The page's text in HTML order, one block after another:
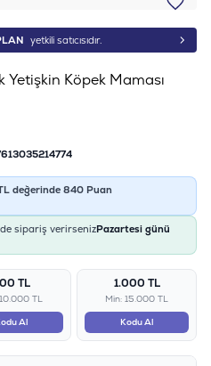
yetkili satıcısıdır.
Köpek Maması
değerinde 840 Puan
sipariş verirsenizPazartesi günü
TL
TL
Al
1.000 TL
Min: 15.000 TL
Kodu Al